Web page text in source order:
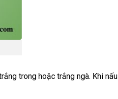
trong hoặc trắng ngà. Khi nấu